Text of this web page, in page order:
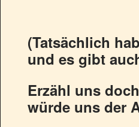
(Tatsächlich
und es gibt
Erzähl uns
würde uns der